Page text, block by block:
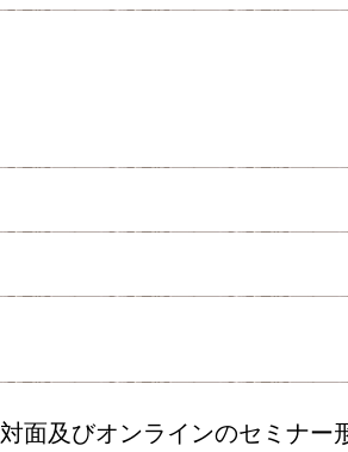
対面及びオンラインのセミナー